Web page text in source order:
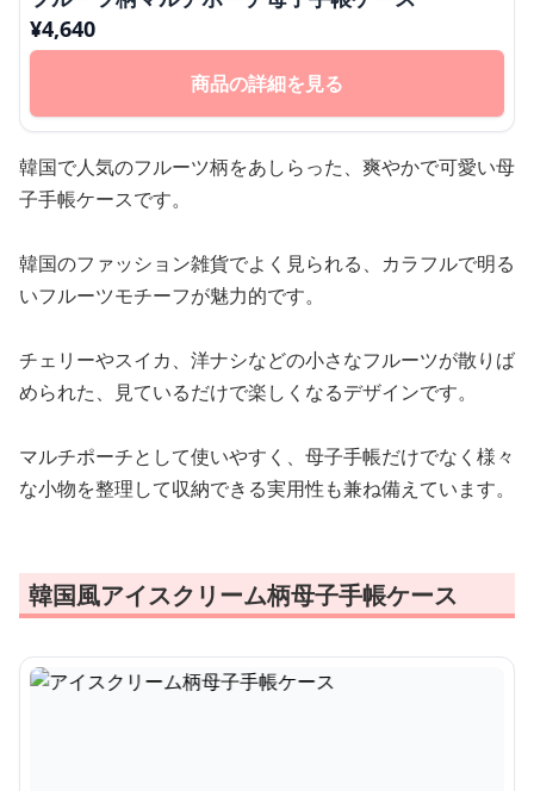
¥4,640
商品の詳細を見る
韓国で人気のフルーツ柄をあしらった、爽やかで可愛い母
子手帳ケースです。
韓国のファッション雑貨でよく見られる、カラフルで明る
いフルーツモチーフが魅力的です。
チェリーやスイカ、洋ナシなどの小さなフルーツが散りば
められた、見ているだけで楽しくなるデザインです。
マルチポーチとして使いやすく、母子手帳だけでなく様々
な小物を整理して収納できる実用性も兼ね備えています。
韓国風アイスクリーム柄母子手帳ケース